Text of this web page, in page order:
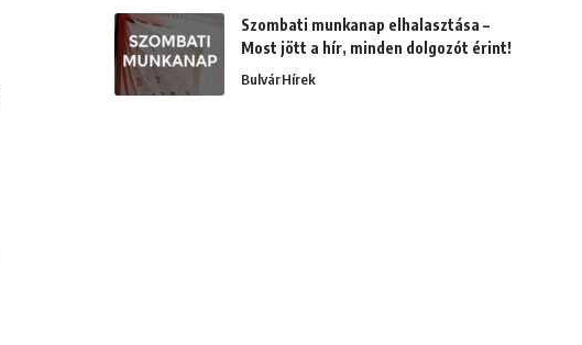
Szombati munkanap elhalasztása –
Most jött a hír, minden dolgozót érint!
BulvárHírek